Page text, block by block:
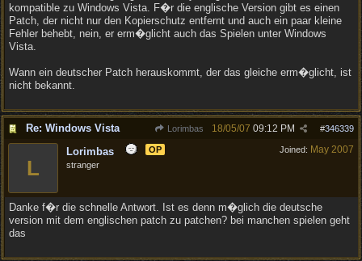
kompatible zu Windows Vista. F�r die englische Version gibt es einen
Patch, der nicht nur den Kopierschutz entfernt und auch ein paar kleine
Fehler behebt, nein, er erm�glicht auch das Spielen unter Windows
Vista.
Wann ein deutscher Patch herauskommt, der das gleiche erm�glicht, ist
nicht bekannt.
Re: Windows Vista Lorimbas #346339
18/05/07 09:12 PM
Joined: May 2007
L
Lorimbas
OP
stranger
Danke f�r die schnelle Antwort. Ist es denn m�glich die deutsche
version mit dem englischen patch zu patchen? bei manchen spielen geht
das